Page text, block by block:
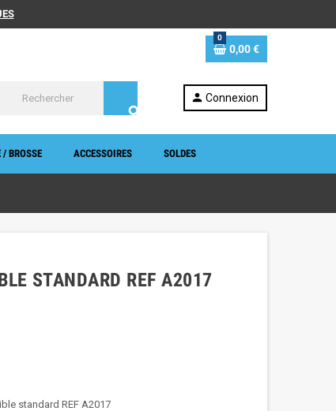
0
0,00 €
search
person Connexion
/ BROSSE ACCESSOIRES SOLDES
STANDARD REF A2017
standard REF A2017